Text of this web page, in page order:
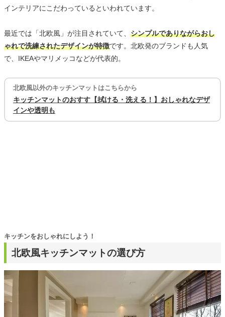
インテリアにこだわっているといわれています。
最近では「北欧風」が注目されていて、 シンプルでありながらおし
ゃれで洗練されたデザインが特徴です。北欧発のブランドも人気
で、IKEAやマリメッコなどが代表的。
北欧風以外のキッチンマットはこちらから
キッチンマットのおすす【拭ける・洗える！】おしゃれなデザ
インや透明も
北欧風キッチンマットの選び方
キッチンをおしゃれにしよう！